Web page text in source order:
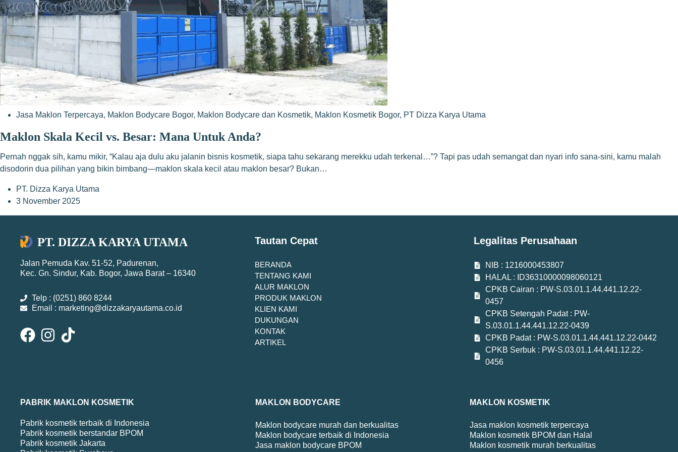
Jasa Maklon Terpercaya, Maklon Bodycare Bogor, Maklon Bodycare dan Kosmetik, Maklon Kosmetik Bogor, PT Dizza Karya Utama
Maklon Skala Kecil vs. Besar: Mana Untuk Anda?
Pernah nggak sih, kamu mikir, “Kalau aja dulu aku jalanin bisnis kosmetik, siapa tahu sekarang merekku udah terkenal…”? Tapi pas udah semangat dan nyari info sana-sini, kamu malah
disodorin dua pilihan yang bikin bimbang—maklon skala kecil atau maklon besar? Bukan…
PT. Dizza Karya Utama
3 November 2025
PT. DIZZA KARYA UTAMA
Jalan Pemuda Kav. 51-52, Padurenan,
Kec. Gn. Sindur, Kab. Bogor, Jawa Barat – 16340
Telp : (0251) 860 8244
Email : marketing@dizzakaryautama.co.id
Tautan Cepat
BERANDA
TENTANG KAMI
ALUR MAKLON
PRODUK MAKLON
KLIEN KAMI
DUKUNGAN
KONTAK
ARTIKEL
Legalitas Perusahaan
NIB : 1216000453807
HALAL : ID36310000098060121
CPKB Cairan : PW-S.03.01.1.44.441.12.22-
0457
CPKB Setengah Padat : PW-
S.03.01.1.44.441.12.22-0439
CPKB Padat : PW-S.03.01.1.44.441.12.22-0442
CPKB Serbuk : PW-S.03.01.1.44.441.12.22-
0456
PABRIK MAKLON KOSMETIK
Pabrik kosmetik terbaik di Indonesia
Pabrik kosmetik berstandar BPOM
Pabrik kosmetik Jakarta
MAKLON BODYCARE
Maklon bodycare murah dan berkualitas
Maklon bodycare terbaik di Indonesia
Jasa maklon bodycare BPOM
MAKLON KOSMETIK
Jasa maklon kosmetik terpercaya
Maklon kosmetik BPOM dan Halal
Maklon kosmetik murah berkualitas